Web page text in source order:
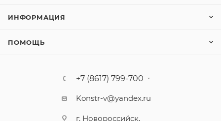
ИНФОРМАЦИЯ
ПОМОЩЬ
+7 (8617) 799-700
Konstr-v@yandex.ru
г. Новороссийск,